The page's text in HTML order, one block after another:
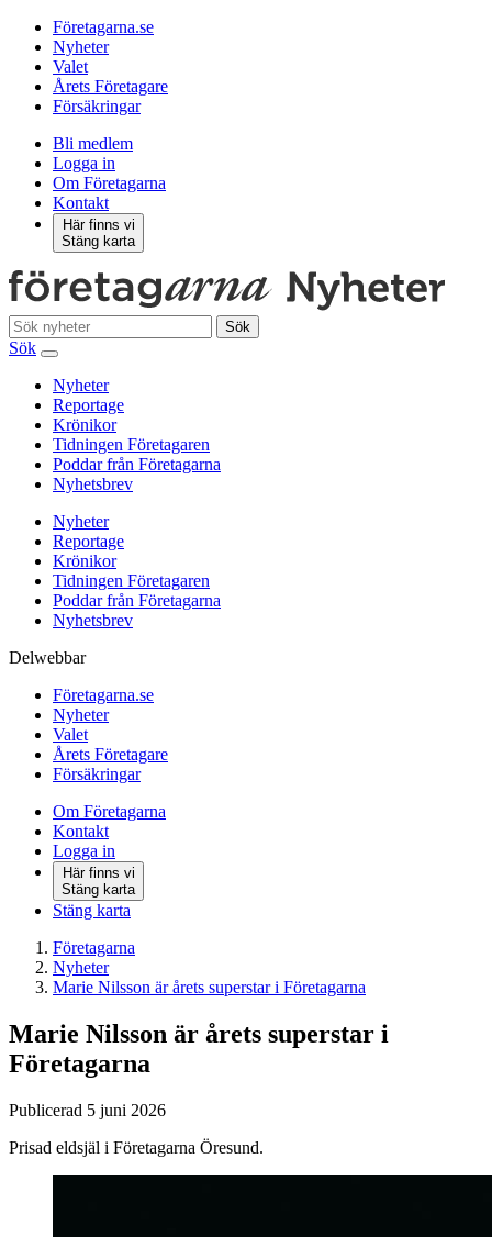
Företagarna.se
Nyheter
Valet
Årets Företagare
Försäkringar
Bli medlem
Logga in
Om Företagarna
Kontakt
Här finns vi
Stäng karta
Sök
Sök
Nyheter
Reportage
Krönikor
Tidningen Företagaren
Poddar från Företagarna
Nyhetsbrev
Nyheter
Reportage
Krönikor
Tidningen Företagaren
Poddar från Företagarna
Nyhetsbrev
Delwebbar
Företagarna.se
Nyheter
Valet
Årets Företagare
Försäkringar
Om Företagarna
Kontakt
Logga in
Här finns vi
Stäng karta
Stäng karta
Företagarna
Nyheter
Marie Nilsson är årets superstar i Företagarna
Marie Nilsson är årets superstar i
Företagarna
Publicerad 5 juni 2026
Prisad eldsjäl i Företagarna Öresund.